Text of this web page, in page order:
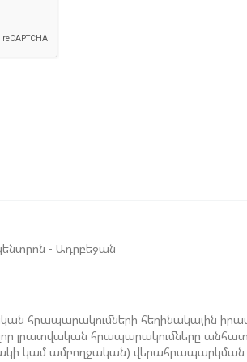
- Ադրբեջան
հրապարակումների հեղինակային
լրատվական հրապարակումները
կամ ամբողջական) վերահրապարկման